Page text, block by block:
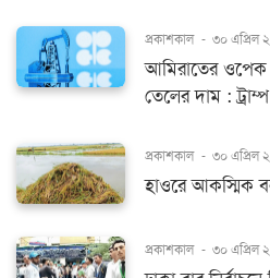
প্রকাশকাল - ৩০ এপ্রিল
আমিরাতের ওপেক
তেলের দাম : ট্রাম্প
প্রকাশকাল - ৩০ এপ্রিল
হাওরে আকস্মিক
প্রকাশকাল - ৩০ এপ্রিল